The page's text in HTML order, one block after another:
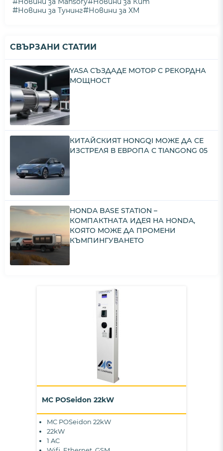
#Новини за Тунинг#Новини за XM
СВЪРЗАНИ СТАТИИ
YASA СЪЗДАДЕ МОТОР С РЕКОРДНА
МОЩНОСТ
КИТАЙСКИЯТ HONGQI МОЖЕ ДА СЕ
ИЗСТРЕЛЯ В ЕВРОПА С TIANGONG 05
HONDA BASE STATION –
КОМПАКТНАТА ИДЕЯ НА HONDA,
КОЯТО МОЖЕ ДА ПРОМЕНИ
КЪМПИНГУВАНЕТО
MC POSeidon 22kW
MC POSeidon 22kW
22kW
1 AC